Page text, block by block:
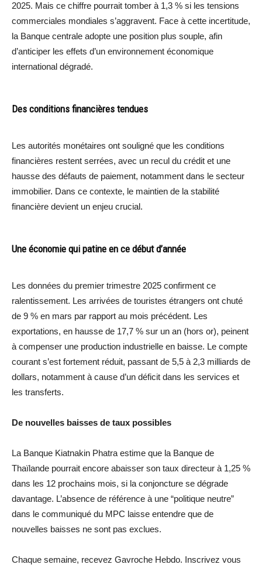
2025. Mais ce chiffre pourrait tomber à 1,3 % si les tensions
commerciales mondiales s’aggravent. Face à cette incertitude,
la Banque centrale adopte une position plus souple, afin
d’anticiper les effets d’un environnement économique
international dégradé.
Des conditions financières tendues
Les autorités monétaires ont souligné que les conditions
financières restent serrées, avec un recul du crédit et une
hausse des défauts de paiement, notamment dans le secteur
immobilier. Dans ce contexte, le maintien de la stabilité
financière devient un enjeu crucial.
Une économie qui patine en ce début d’année
Les données du premier trimestre 2025 confirment ce
ralentissement. Les arrivées de touristes étrangers ont chuté
de 9 % en mars par rapport au mois précédent. Les
exportations, en hausse de 17,7 % sur un an (hors or), peinent
à compenser une production industrielle en baisse. Le compte
courant s’est fortement réduit, passant de 5,5 à 2,3 milliards de
dollars, notamment à cause d’un déficit dans les services et
les transferts.
De nouvelles baisses de taux possibles
La Banque Kiatnakin Phatra estime que la Banque de
Thaïlande pourrait encore abaisser son taux directeur à 1,25 %
dans les 12 prochains mois, si la conjoncture se dégrade
davantage. L’absence de référence à une “politique neutre”
dans le communiqué du MPC laisse entendre que de
nouvelles baisses ne sont pas exclues.
Chaque semaine, recevez Gavroche Hebdo. Inscrivez vous